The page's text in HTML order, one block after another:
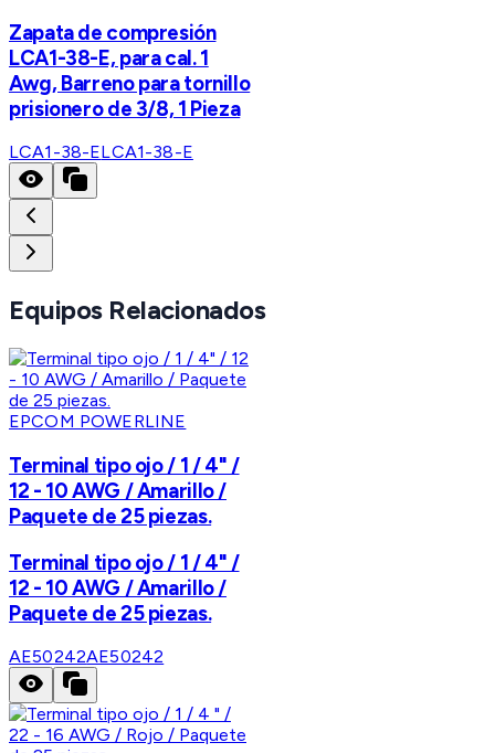
Zapata de compresión
LCA1-38-E, para cal. 1
Awg, Barreno para tornillo
prisionero de 3/8, 1 Pieza
LCA1-38-ELCA1-38-E
Equipos Relacionados
EPCOM POWERLINE
Terminal tipo ojo / 1 / 4" /
12 - 10 AWG / Amarillo /
Paquete de 25 piezas.
Terminal tipo ojo / 1 / 4" /
12 - 10 AWG / Amarillo /
Paquete de 25 piezas.
AE50242AE50242